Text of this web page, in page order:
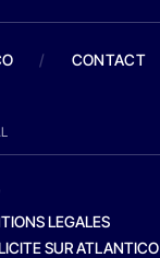
/ CONTACT
LEGALES
SUR ATLANTICO